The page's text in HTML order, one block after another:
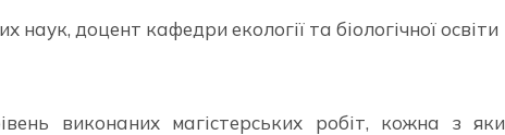
доцент кафедри екології та біологічної освіти
виконаних магістерських робіт, кожна з